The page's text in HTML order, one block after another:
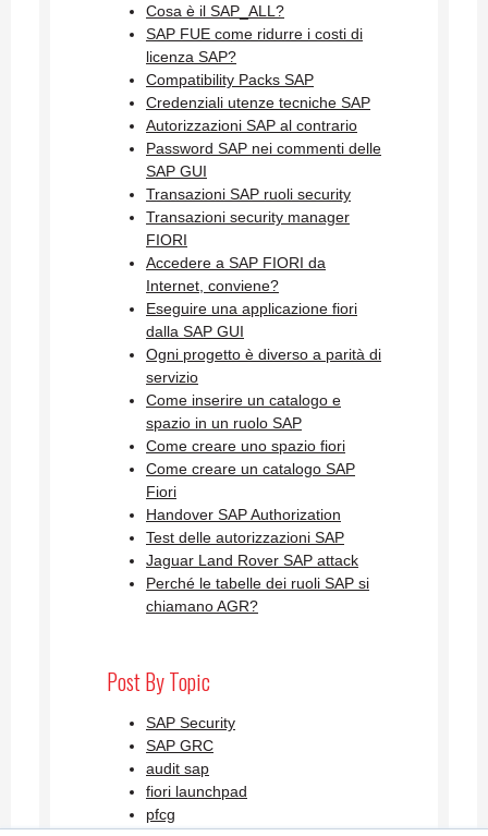
Cosa è il SAP_ALL?
SAP FUE come ridurre i costi di
licenza SAP?
Compatibility Packs SAP
Credenziali utenze tecniche SAP
Autorizzazioni SAP al contrario
Password SAP nei commenti delle
SAP GUI
Transazioni SAP ruoli security
Transazioni security manager
FIORI
Accedere a SAP FIORI da
Internet, conviene?
Eseguire una applicazione fiori
dalla SAP GUI
Ogni progetto è diverso a parità di
servizio
Come inserire un catalogo e
spazio in un ruolo SAP
Come creare uno spazio fiori
Come creare un catalogo SAP
Fiori
Handover SAP Authorization
Test delle autorizzazioni SAP
Jaguar Land Rover SAP attack
Perché le tabelle dei ruoli SAP si
chiamano AGR?
Post By Topic
SAP Security
SAP GRC
audit sap
fiori launchpad
pfcg